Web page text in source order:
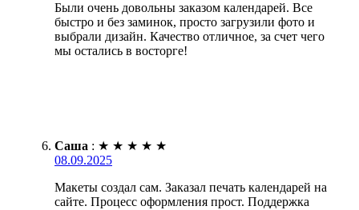
Были очень довольны заказом календарей. Все
быстро и без заминок, просто загрузили фото и
выбрали дизайн. Качество отличное, за счет чего
мы остались в восторге!
Саша : ★ ★ ★ ★ ★
08.09.2025
Макеты создал сам. Заказал печать календарей на
сайте. Процесс оформления прост. Поддержка